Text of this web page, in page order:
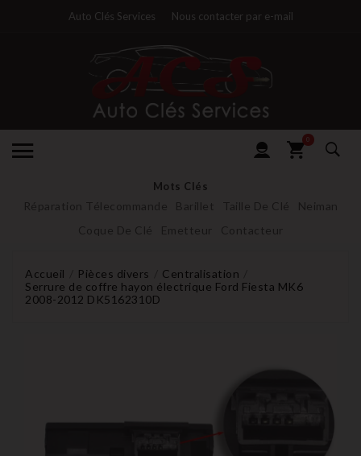
Auto Clés Services Nous contacter par e-mail
0
Mots Clés
Réparation Télecommande Barillet Taille De Clé
Neiman
Coque De Clé
Emetteur Contacteur
Accueil Pièces divers
Centralisation
Serrure de coffre hayon électrique Ford Fiesta MK6
2008-2012 DK5162310D